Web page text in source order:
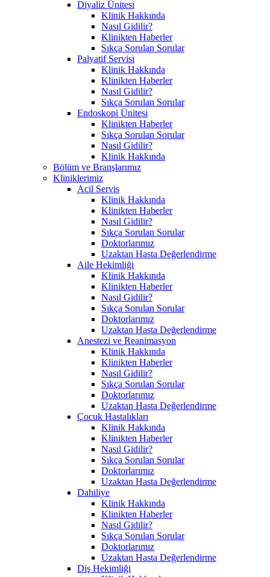
Diyaliz Ünitesi
Klinik Hakkında
Nasıl Gidilir?
Klinikten Haberler
Sıkça Sorulan Sorular
Palyatif Servisi
Klinik Hakkında
Klinikten Haberler
Nasıl Gidilir?
Sıkça Sorulan Sorular
Endoskopi Ünitesi
Klinikten Haberler
Sıkça Sorulan Sorular
Nasıl Gidilir?
Klinik Hakkında
Bölüm ve Branşlarımız
Kliniklerimiz
Acil Servis
Klinik Hakkında
Klinikten Haberler
Nasıl Gidilir?
Sıkça Sorulan Sorular
Doktorlarımız
Uzaktan Hasta Değerlendirme
Aile Hekimliği
Klinik Hakkında
Klinikten Haberler
Nasıl Gidilir?
Sıkça Sorulan Sorular
Doktorlarımız
Uzaktan Hasta Değerlendirme
Anestezi ve Reanimasyon
Klinik Hakkında
Klinikten Haberler
Nasıl Gidilir?
Sıkça Sorulan Sorular
Doktorlarımız
Uzaktan Hasta Değerlendirme
Çocuk Hastalıkları
Klinik Hakkında
Klinikten Haberler
Nasıl Gidilir?
Sıkça Sorulan Sorular
Doktorlarımız
Uzaktan Hasta Değerlendirme
Dahiliye
Klinik Hakkında
Klinikten Haberler
Nasıl Gidilir?
Sıkça Sorulan Sorular
Doktorlarımız
Uzaktan Hasta Değerlendirme
Diş Hekimliği